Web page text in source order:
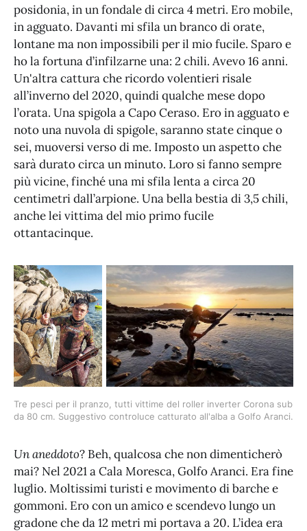
posidonia, in un fondale di circa 4 metri. Ero mobile,
in agguato. Davanti mi sfila un branco di orate,
lontane ma non impossibili per il mio fucile. Sparo e
ho la fortuna d’infilzarne una: 2 chili. Avevo 16 anni.
Un'altra cattura che ricordo volentieri risale
all’inverno del 2020, quindi qualche mese dopo
l’orata. Una spigola a Capo Ceraso. Ero in agguato e
noto una nuvola di spigole, saranno state cinque o
sei, muoversi verso di me. Imposto un aspetto che
sarà durato circa un minuto. Loro si fanno sempre
più vicine, finché una mi sfila lenta a circa 20
centimetri dall’arpione. Una bella bestia di 3,5 chili,
anche lei vittima del mio primo fucile
ottantacinque.
Tre pesci per il pranzo, tutti vittime del roller inverter Corona sub
da 80 cm. Suggestivo controluce catturato all'alba a Golfo Aranci.
Un aneddoto? Beh, qualcosa che non dimenticherò
mai? Nel 2021 a Cala Moresca, Golfo Aranci. Era fine
luglio. Moltissimi turisti e movimento di barche e
gommoni. Ero con un amico e scendevo lungo un
gradone che da 12 metri mi portava a 20. L’idea era